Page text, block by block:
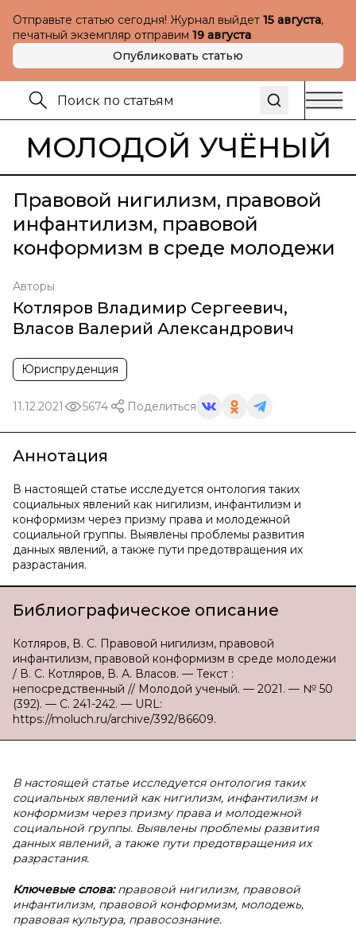
Отправьте статью сегодня! Журнал выйдет 15 августа,
печатный экземпляр отправим 19 августа
Опубликовать статью
МОЛОДОЙ УЧЁНЫЙ
Правовой нигилизм, правовой
инфантилизм, правовой
конформизм в среде молодежи
Авторы
Котляров Владимир Сергеевич,
Власов Валерий Александрович
Юриспруденция
11.12.2021 5674 Поделиться
Аннотация
В настоящей статье исследуется онтология таких
социальных явлений как нигилизм, инфантилизм и
конформизм через призму права и молодежной
социальной группы. Выявлены проблемы развития
данных явлений, а также пути предотвращения их
разрастания.
Библиографическое описание
Котляров, В. С. Правовой нигилизм, правовой
инфантилизм, правовой конформизм в среде молодежи
/ В. С. Котляров, В. А. Власов. — Текст :
непосредственный // Молодой ученый. — 2021. — № 50
(392). — С. 241-242. — URL:
https://moluch.ru/archive/392/86609.
В настоящей статье исследуется онтология таких
социальных явлений как нигилизм, инфантилизм и
конформизм через призму права и молодежной
социальной группы. Выявлены проблемы развития
данных явлений, а также пути предотвращения их
разрастания.
Ключевые слова:правовой нигилизм, правовой
инфантилизм, правовой конформизм, молодежь,
правовая культура, правосознание.